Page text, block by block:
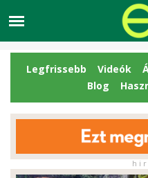
Legfrissebb Videók
Blog
h i r